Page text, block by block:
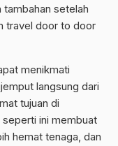
setelah
travel door to door
menikmati
langsung dari
tujuan di
seperti ini membuat
hemat tenaga, dan